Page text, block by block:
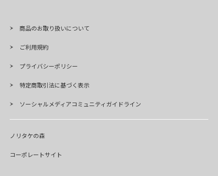
商品のお取り扱いについて
ご利用規約
プライバシーポリシー
特定商取引法に基づく表示
ソーシャルメディアコミュニティガイドライン
ノリタケの森
コーポレートサイト